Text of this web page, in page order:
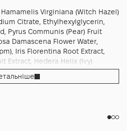
поєднує концепцію очищення
у східних мовах), що
складники. Бренд
фокусується на
шкіри і відомий своїми
сироватками з центелою і
— гіпохлоритна кислота
концентрації 104 ppm: за
працює як потужний
Кількість запальних
зменшується — за
дії HOCl, що адресує
Шкіра з тенденцією до
поступово набуває
постійної заспокійливої
з нестабільним станом
реактивна, дисбалансована)
— за рахунок балансуючої
шоломи), потіння. Шкіра
маскою (медичною, спортивною,
шкіру від накопиченого
і поту. Корисний для
спільними предметами —
головними уборами,
для тих, хто шукає
догляд без агресивних
і не подразнює, на відміну
для людей з підлітковою акне —
см, заплющивши очі, дай засобу
10–20 секунд, після чого
— тонер (за бажанням),
— освіжаючий міст протягом
спрей як освіжаючий міст у
спекотну погоду, для
для зняття "перегріву" шкіри.
10–20 см на чисту шкіру або
на обличчя і потіючі
Virginiana (Witch Hazel)
Citrate, Ethylhexylglycerin,
Pyrus Communis (Pear) Fruit
Damascena Flower Water,
Iris Florentina Root Extract,
Extract, Hedera Helix (Ivy)
Nobilis Flower Water, Aloe
Obtusa Leaf Extract.